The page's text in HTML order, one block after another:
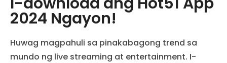
2024 Ngayon!
Huwag magpahuli sa pinakabagong trend sa
mundo ng live streaming at entertainment. I-